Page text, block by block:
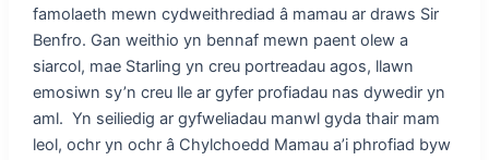
famolaeth mewn cydweithrediad â mamau ar draws Sir
Benfro. Gan weithio yn bennaf mewn paent olew a
siarcol, mae Starling yn creu portreadau agos, llawn
emosiwn sy’n creu lle ar gyfer profiadau nas dywedir yn
aml. Yn seiliedig ar gyfweliadau manwl gyda thair mam
leol, ochr yn ochr â Chylchoedd Mamau a’i phrofiad byw